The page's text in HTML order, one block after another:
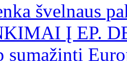
švelnaus
Į EP.
sumažinti